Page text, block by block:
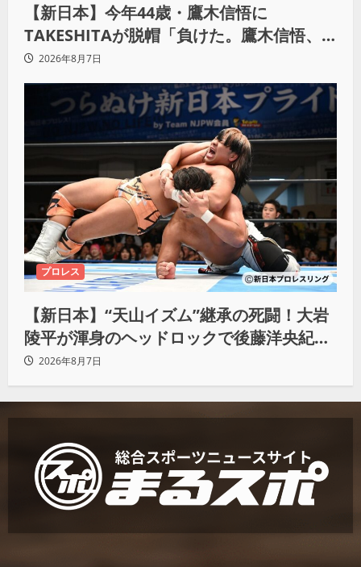
【新日本】今年44歳・鷹木信悟に
TAKESHITAが脱帽「負けた。鷹木信悟、
強いわ！」
2026年8月7日
プロレス
【新日本】“天山イズム”継承の死闘！大岩
陵平が渾身のヘッドロックで後藤洋央紀か
らタップ奪取 執念の「リベンジ＆4勝目」
2026年8月7日